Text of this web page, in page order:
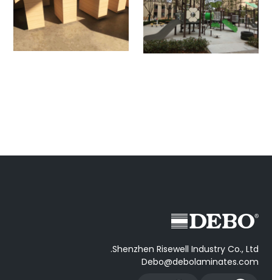
Shenzhen Risewell Industry Co., Ltd.
Debo@debolaminates.com